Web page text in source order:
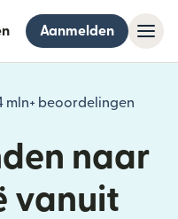
Aanmelden
mln+ beoordelingen
naar
vanuit